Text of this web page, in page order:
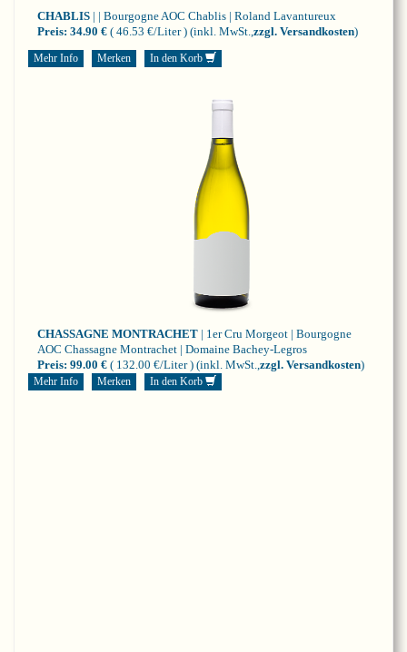
CHABLIS | | Bourgogne AOC Chablis | Roland Lavantureux
Preis: 34.90 € ( 46.53 €/Liter ) (inkl. MwSt., zzgl. Versandkosten)
Mehr Info Merken In den Korb
CHASSAGNE MONTRACHET | 1er Cru Morgeot | Bourgogne
AOC Chassagne Montrachet | Domaine Bachey-Legros
Preis: 99.00 € ( 132.00 €/Liter ) (inkl. MwSt., zzgl. Versandkosten)
Mehr Info Merken In den Korb